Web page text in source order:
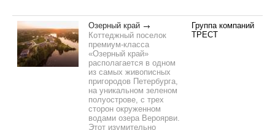
Озерный край
Коттеджный поселок
премиум-класса
«Озерный край»
располагается в одном
из самых живописных
пригородов Петербурга,
на уникальном зеленом
полуострове, с трех
сторон окруженном
водами озера Вероярви.
Этот изумительно
Группа компаний
ТРЕСТ